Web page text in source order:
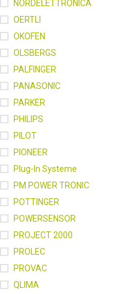
NORDELETTRONICA
OERTLI
OKOFEN
OLSBERGS
PALFINGER
PANASONIC
PARKER
PHILIPS
PILOT
PIONEER
Plug-In Systeme
PM POWER TRONIC
POTTINGER
POWERSENSOR
PROJECT 2000
PROLEC
PROVAC
QLIMA